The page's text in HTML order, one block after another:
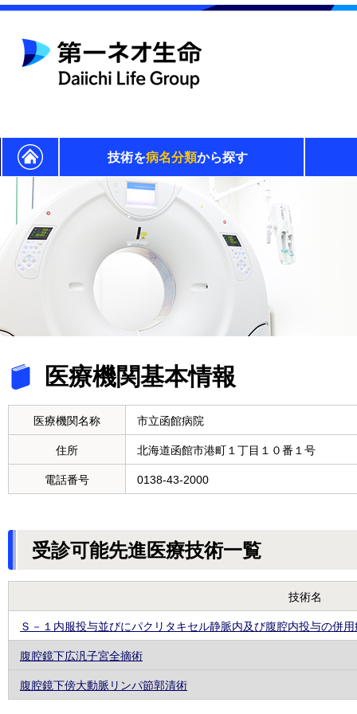
技術を病名分類から探す
医療機関基本情報
医療機関名称 市立函館病院
住所 北海道函館市港町１丁目１０番１号
電話番号 0138-43-2000
受診可能先進医療技術一覧
技術名
Ｓ－１内服投与並びにパクリタキセル静脈内及び腹腔内投与の併
腹腔鏡下広汎子宮全摘術
腹腔鏡下傍大動脈リンパ節郭清術